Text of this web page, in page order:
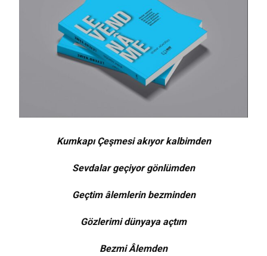
Kumkapı Çeşmesi akıyor kalbimden
Sevdalar geçiyor gönlümden
Geçtim âlemlerin bezminden
Gözlerimi dünyaya açtım
Bezmi Âlemden